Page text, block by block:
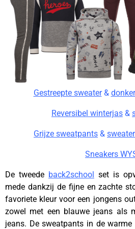
Gestreepte sweater&
Reversibel winterjas &
Grijze sweatpants &
Sneakers
De tweede back2school set is
mede dankzij de fijne en zachte
favoriete kleur voor een jongens
zowel met een blauwe jeans als
jeans. De sweatpants in de